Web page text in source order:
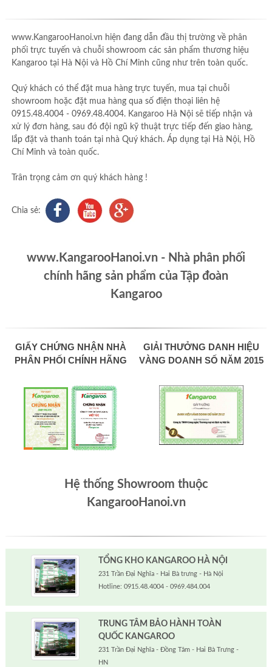
www.KangarooHanoi.vn hiện đang dẫn đầu thị trường về phân
phối trực tuyến và chuỗi showroom các sản phẩm thương hiệu
Kangaroo tại Hà Nội và Hồ Chí Minh cũng như trên toàn quốc.
Quý khách có thể đặt mua hàng trực tuyến, mua tại chuỗi
showroom hoặc đặt mua hàng qua số điện thoại liên hệ
0915.48.4004 - 0969.48.4004. Kangaroo Hà Nội sẽ tiếp nhận và
xử lý đơn hàng, sau đó đội ngũ kỹ thuật trực tiếp đến giao hàng,
lắp đặt và thanh toán tại nhà Quý khách. Áp dụng tại Hà Nội, Hồ
Chí Minh và toàn quốc.
Trân trọng cảm ơn quý khách hàng !
Chia sẻ:
www.KangarooHanoi.vn - Nhà phân phối
chính hãng sản phẩm của Tập đoàn
Kangaroo
GIẤY CHỨNG NHẬN NHÀ
PHÂN PHỐI CHÍNH HÃNG
GIẢI THƯỞNG DANH HIỆU
VÀNG DOANH SỐ NĂM 2015
Hệ thống Showroom thuộc
KangarooHanoi.vn
TỔNG KHO KANGAROO HÀ NỘI
231 Trần Đại Nghĩa - Hai Bà trưng - Hà Nội
Hotline: 0915.48.4004 - 0969.484.004
TRUNG TÂM BẢO HÀNH TOÀN
QUỐC KANGAROO
231 Trần Đại Nghĩa - Đồng Tâm - Hai Bà Trưng -
HN